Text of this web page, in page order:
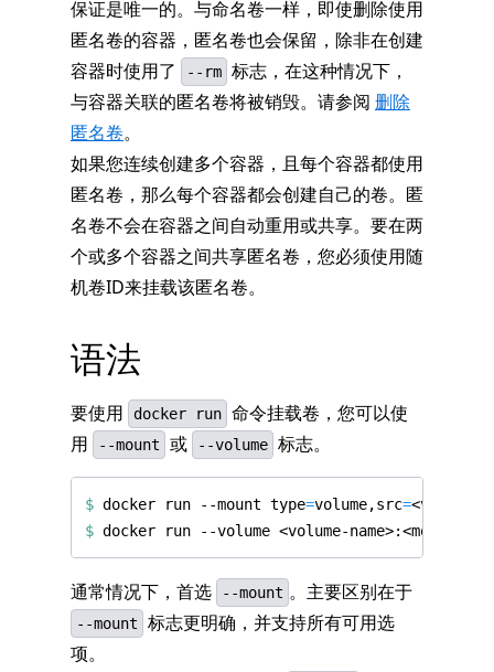
保证是唯一的。与命名卷一样，即使删除使用
匿名卷的容器，匿名卷也会保留，除非在创建
容器时使用了
--rm 标志，在这种情况下，
与容器关联的匿名卷将被销毁。请参阅 删除
匿名卷。
如果您连续创建多个容器，且每个容器都使用
匿名卷，那么每个容器都会创建自己的卷。匿
名卷不会在容器之间自动重用或共享。要在两
个或多个容器之间共享匿名卷，您必须使用随
机卷ID来挂载该匿名卷。
语法
要使用 docker run 命令挂载卷，您可以使
用
--mount 或 --volume 标志。
$ docker run --mount type=volume,src=<volume-
$
通常情况下，首选 --mount 。主要区别在于
--mount
标志更明确，并支持所有可用选
项。